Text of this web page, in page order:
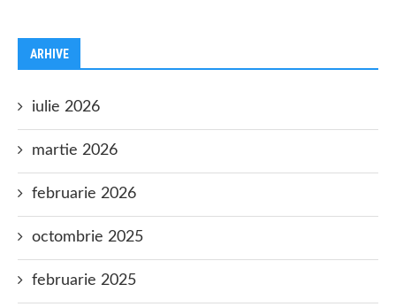
ARHIVE
iulie 2026
martie 2026
februarie 2026
octombrie 2025
februarie 2025